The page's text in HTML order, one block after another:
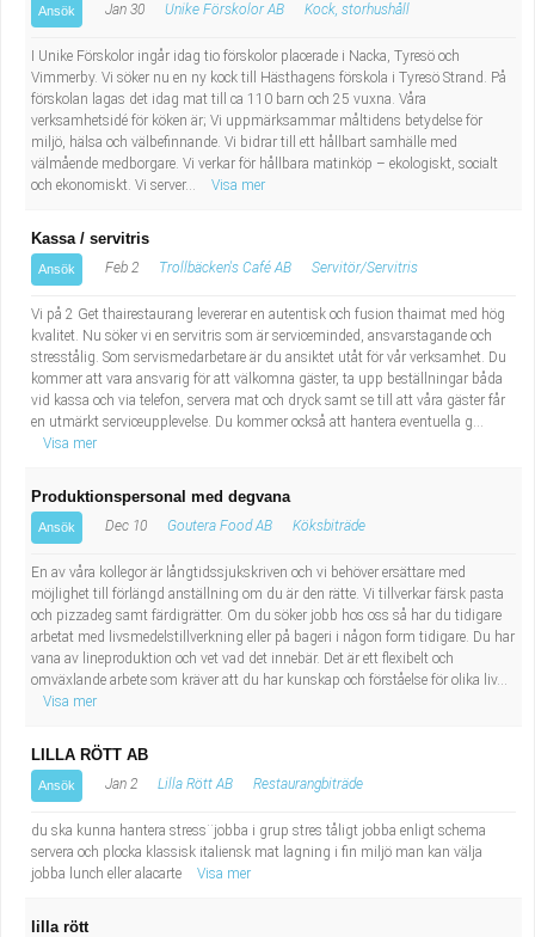
Ansök Jan 30 Unike Förskolor AB Kock, storhushåll
I Unike Förskolor ingår idag tio förskolor placerade i Nacka, Tyresö och
Vimmerby. Vi söker nu en ny kock till Hästhagens förskola i Tyresö Strand. På
förskolan lagas det idag mat till ca 110 barn och 25 vuxna. Våra
verksamhetsidé för köken är; Vi uppmärksammar måltidens betydelse för
miljö, hälsa och välbefinnande. Vi bidrar till ett hållbart samhälle med
välmående medborgare. Vi verkar för hållbara matinköp – ekologiskt, socialt
och ekonomiskt. Vi server...
Visa mer
Kassa / servitris
Ansök Feb 2 Trollbäcken's Café AB Servitör/Servitris
Vi på 2 Get thairestaurang levererar en autentisk och fusion thaimat med hög
kvalitet. Nu söker vi en servitris som är serviceminded, ansvarstagande och
stresstålig. Som servismedarbetare är du ansiktet utåt för vår verksamhet. Du
kommer att vara ansvarig för att välkomna gäster, ta upp beställningar båda
vid kassa och via telefon, servera mat och dryck samt se till att våra gäster får
en utmärkt serviceupplevelse. Du kommer också att hantera eventuella g...
Visa mer
Produktionspersonal med degvana
Ansök Dec 10 Goutera Food AB Köksbiträde
En av våra kollegor är långtidssjukskriven och vi behöver ersättare med
möjlighet till förlängd anställning om du är den rätte. Vi tillverkar färsk pasta
och pizzadeg samt färdigrätter. Om du söker jobb hos oss så har du tidigare
arbetat med livsmedelstillverkning eller på bageri i någon form tidigare. Du har
vana av lineproduktion och vet vad det innebär. Det är ett flexibelt och
omväxlande arbete som kräver att du har kunskap och förståelse för olika liv...
Visa mer
LILLA RÖTT AB
Ansök Jan 2 Lilla Rött AB Restaurangbiträde
du ska kunna hantera stress¨jobba i grup stres tåligt jobba enligt schema
servera och plocka klassisk italiensk mat lagning i fin miljö man kan välja
jobba lunch eller alacarte
Visa mer
lilla rött